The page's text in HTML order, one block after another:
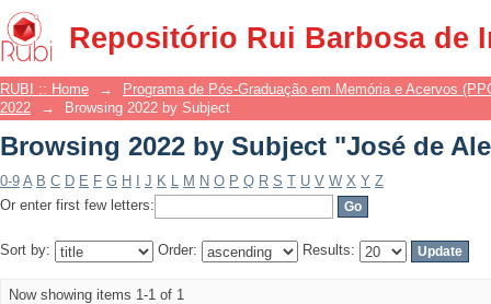
Repositório Rui Barbosa de
Browsing 2022 by Subject "José de
RUBI :: Home →
Programa de Pós-Graduação em Memória e Acervos
2022
→ Browsing 2022 by Subject
Browsing 2022 by Subject "José de
0-9 A B C D E F G H J K L M N O P Q R S T U V W X Y Z
Or enter first few letters:
Sort by: Order: Results:
Now showing items 1-1 of 1